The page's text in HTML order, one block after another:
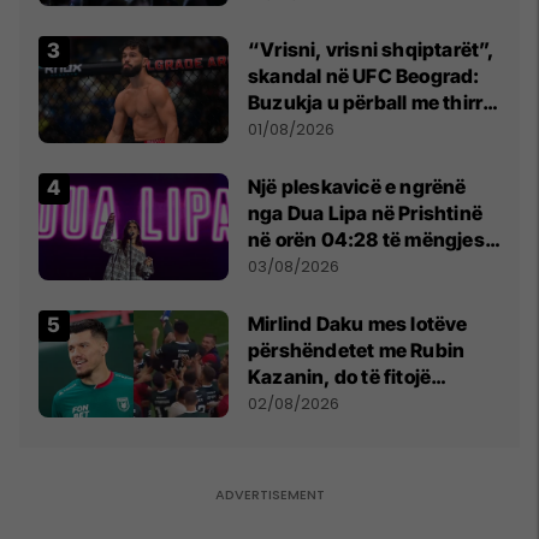
“Vrisni, vrisni shqiptarët”,
skandal në UFC Beograd:
Buzukja u përball me thirrje
anti-shqiptare nga
01/08/2026
Një pleskavicë e ngrënë
nga Dua Lipa në Prishtinë
në orën 04:28 të mëngjesit
- dhe bota digjitale serbe
03/08/2026
Mirlind Daku mes lotëve
përshëndetet me Rubin
Kazanin, do të fitojë
miliona te Spartak Moska
02/08/2026